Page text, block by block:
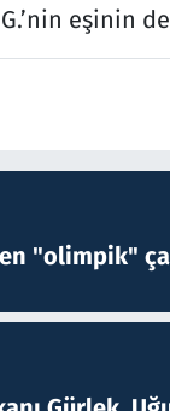
eşinin
"olimpik"